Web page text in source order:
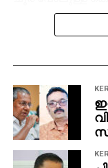
ആസിഡിന്റെ
കരള്‍,
ആരോഗ്യം
ശരീരത്തിന്റെ
ഒമേഗ3 പ്രധാന
എക്സ്ട്രാ